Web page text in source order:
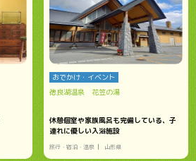
おでかけ・イベント
徳良湖温泉 花笠の湯
休憩個室や家族風呂も完備している、子
連れに優しい入浴施設
旅行・宿泊・温泉 山形県